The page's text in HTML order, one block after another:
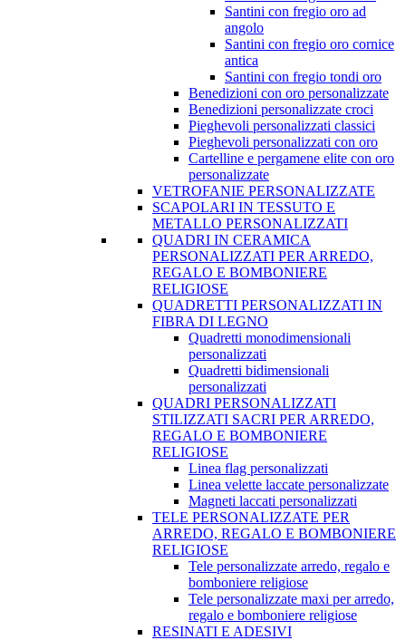
Santini con fregio oro ad
angolo
Santini con fregio oro cornice
antica
Santini con fregio tondi oro
Benedizioni con oro personalizzate
Benedizioni personalizzate croci
Pieghevoli personalizzati classici
Pieghevoli personalizzati con oro
Cartelline e pergamene elite con oro
personalizzate
VETROFANIE PERSONALIZZATE
SCAPOLARI IN TESSUTO E
METALLO PERSONALIZZATI
QUADRI IN CERAMICA
PERSONALIZZATI PER ARREDO,
REGALO E BOMBONIERE
RELIGIOSE
QUADRETTI PERSONALIZZATI IN
FIBRA DI LEGNO
Quadretti monodimensionali
personalizzati
Quadretti bidimensionali
personalizzati
QUADRI PERSONALIZZATI
STILIZZATI SACRI PER ARREDO,
REGALO E BOMBONIERE
RELIGIOSE
Linea flag personalizzati
Linea velette laccate personalizzate
Magneti laccati personalizzati
TELE PERSONALIZZATE PER
ARREDO, REGALO E BOMBONIERE
RELIGIOSE
Tele personalizzate arredo, regalo e
bomboniere religiose
Tele personalizzate maxi per arredo,
regalo e bomboniere religiose
RESINATI E ADESIVI